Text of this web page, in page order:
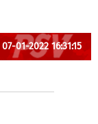
07-01-2022 16:31:15